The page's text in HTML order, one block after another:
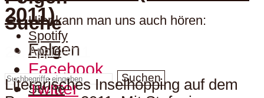
Hier kann man uns auch hören:
Spotify
Apple
Suche
Folgen
Facebook
Twitter
Suche
Suchen
2011)
29. Mai 2011
Literarisches Inselhopping auf dem